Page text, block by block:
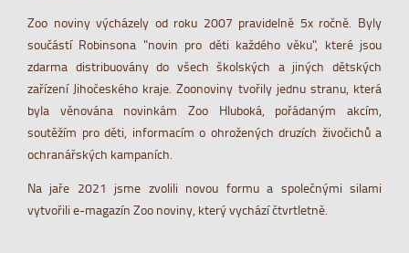
Zoo noviny výcházely od roku 2007 pravidelně 5x ročně. Byly
součástí Robinsona "novin pro děti každého věku", které jsou
zdarma distribuovány do všech školských a jiných dětských
zařízení Jihočeského kraje. Zoonoviny tvořily jednu stranu, která
byla věnována novinkám Zoo Hluboká, pořádaným akcím,
soutěžím pro děti, informacím o ohrožených druzích živočichů a
ochranářských kampaních.
Na jaře 2021 jsme zvolili novou formu a společnými silami
vytvořili e-magazín Zoo noviny, který vychází čtvrtletně.